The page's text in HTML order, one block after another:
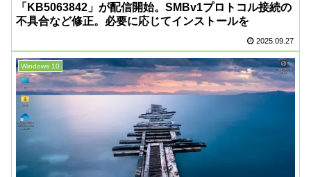
「KB5063842」が配信開始。SMBv1プロトコル接続の
不具合など修正。必要に応じてインストールを
2025.09.27
Windows 10